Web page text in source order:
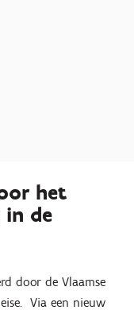
het
in de
door de Vlaamse
Via een nieuw